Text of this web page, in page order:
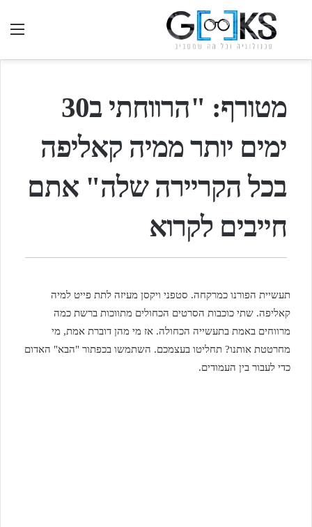
חיפוש
בגיקס...
מטורף: "הרווחתי ב30
ימים יותר ממיה קאליפה
בכל הקריירה שלה" אתם
חייבים לקרוא
תעשיית הפורנו כמרקחה. סטפני ויקסן מעיזה לתת פייט למיה
קאליפה. שתי כוכבות הסרטים הכחולים מתווכות ברשת כמה
מרווחים באמת בתעשייה הכחולה. אז מי מהן דוברת אמת, מי
מחרטטת אותנו? תחליטו בעצמכם. השתמשו בכפתור "הבא" האדום
כדי לעבור בין העמודים.